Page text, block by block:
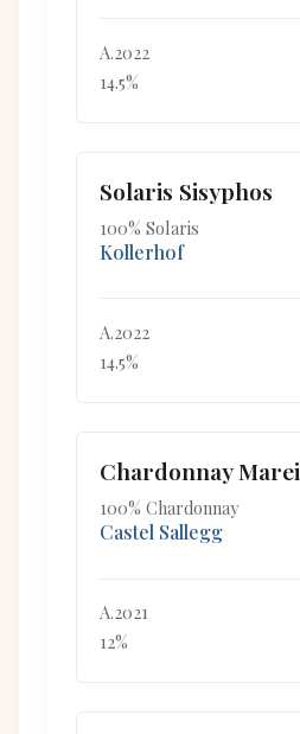
A.2022
14.5%
Solaris Sisyphos
100% Solaris
Kollerhof
A.2022
14.5%
Chardonnay Marei
100% Chardonnay
Castel Sallegg
A.2021
12%